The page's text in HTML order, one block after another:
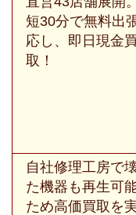
短30分で無料出
応し、即日現金
取！
自社修理工房で
た機器も再生可
ため高価買取を